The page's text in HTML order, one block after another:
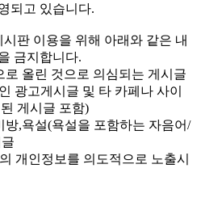
되고 있습니다.
판 이용을 위해 아래와 같은 내
금지합니다.
로 올린 것으로 의심되는 게시글
광고게시글 및 타 카페나 사이
게시글 포함)
방,욕설(욕설을 포함하는 자음어/
개인정보를 의도적으로 노출시